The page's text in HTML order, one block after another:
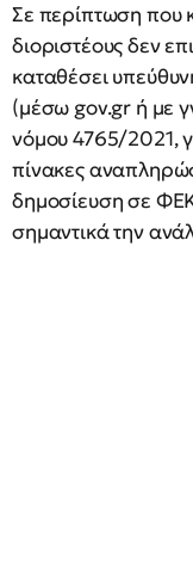
Σε περίπτωση που
διοριστέους δεν
καταθέσει
(μέσω gov.gr ή με
νόμου 4765/2021,
πίνακες
δημοσίευση σε
σημαντικά την